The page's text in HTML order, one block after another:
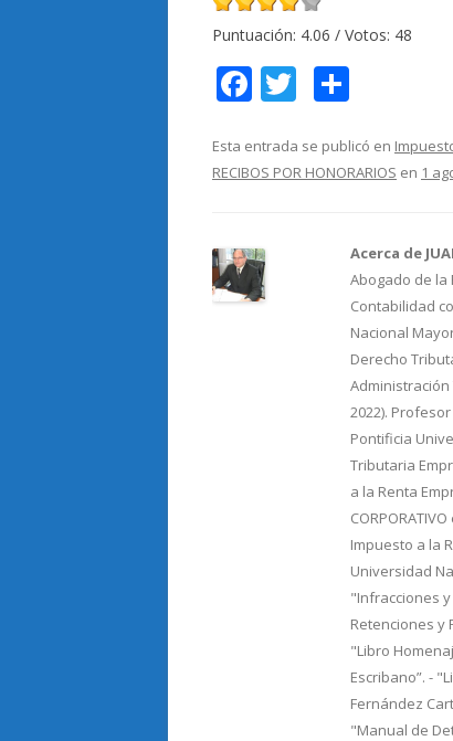
Puntuación: 4.06 / Votos: 48
F
e
b
o
k
T
itt
er
m
p
ti
r
Esta entrada se publicó en
RECIBOS POR HONORARIOS en 1
Acerca de
Abogado de la
Contabilidad
Nacional
Derecho
Administración
2022).
Pontificia
Tributaria
a la Renta
Impuesto a la
Universidad
"Infracciones
Retenciones y
"Libro
Escribano”. -
Fernández
"Manual de